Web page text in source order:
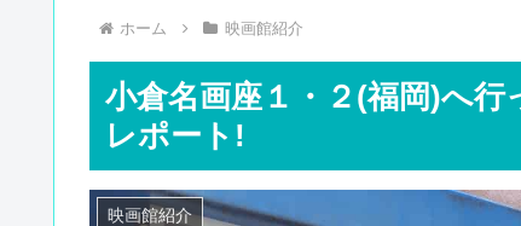
ホーム 映画館紹介
小倉名画座１・２(福岡)へ
レポート!
映画館紹介